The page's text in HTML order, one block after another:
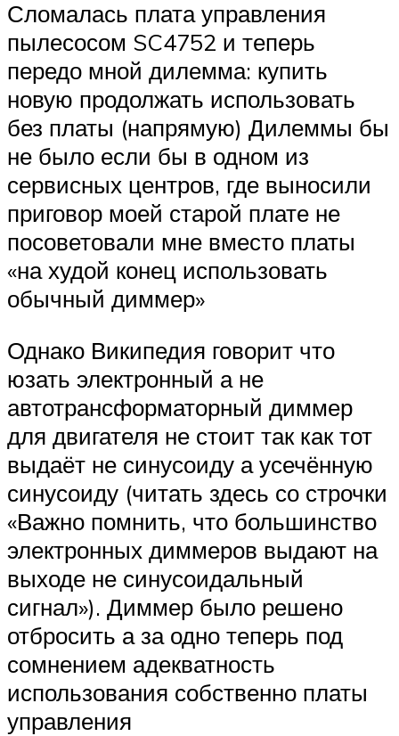
Сломалась плата управления
пылесосом SC4752 и теперь
передо мной дилемма: купить
новую продолжать использовать
без платы (напрямую) Дилеммы бы
не было если бы в одном из
сервисных центров, где выносили
приговор моей старой плате не
посоветовали мне вместо платы
«на худой конец использовать
обычный диммер»
Однако Википедия говорит что
юзать электронный а не
автотрансформаторный диммер
для двигателя не стоит так как тот
выдаёт не синусоиду а усечённую
синусоиду (читать здесь со строчки
«Важно помнить, что большинство
электронных диммеров выдают на
выходе не синусоидальный
сигнал»). Диммер было решено
отбросить а за одно теперь под
сомнением адекватность
использования собственно платы
управления